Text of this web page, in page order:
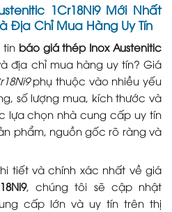
1Cr18Ni9 Mới Nhất
Địa Chỉ Mua Hàng Uy Tín
tin báo giá thép Inox Austenitic
địa chỉ mua hàng uy tín? Giá
phụ thuộc vào nhiều yếu
số lượng mua, kích thước và
lựa chọn nhà cung cấp uy tín
phẩm, nguồn gốc rõ ràng và
tiết và chính xác nhất về giá
, chúng tôi sẽ cập nhật
cấp lớn và uy tín trên thị